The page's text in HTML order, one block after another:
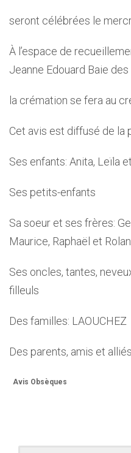
seront célébrées le
À l’espace de
Jeanne Edouard Baie des
la crémation se fera au
Cet avis est diffusé de la
Ses enfants: Anita, Leïla
Ses petits-enfants
Sa soeur et ses frères:
Maurice, Raphaël et
Ses oncles, tantes,
filleuls
Des familles: LAOUCHEZ
Des parents, amis et alliés.
Avis Obsèques